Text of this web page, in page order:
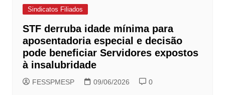
Sindicatos Filiados
STF derruba idade mínima para
aposentadoria especial e decisão
pode beneficiar Servidores expostos
à insalubridade
FESSPMESP 09/06/2026 0